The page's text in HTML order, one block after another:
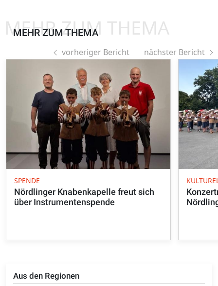
Aus den Regionen
MEHR ZUM THEMA
MEHR ZUM THEMA
vorheriger Bericht nächster Bericht
SPENDE
Nördlinger Knabenkapelle freut sich
über Instrumentenspende